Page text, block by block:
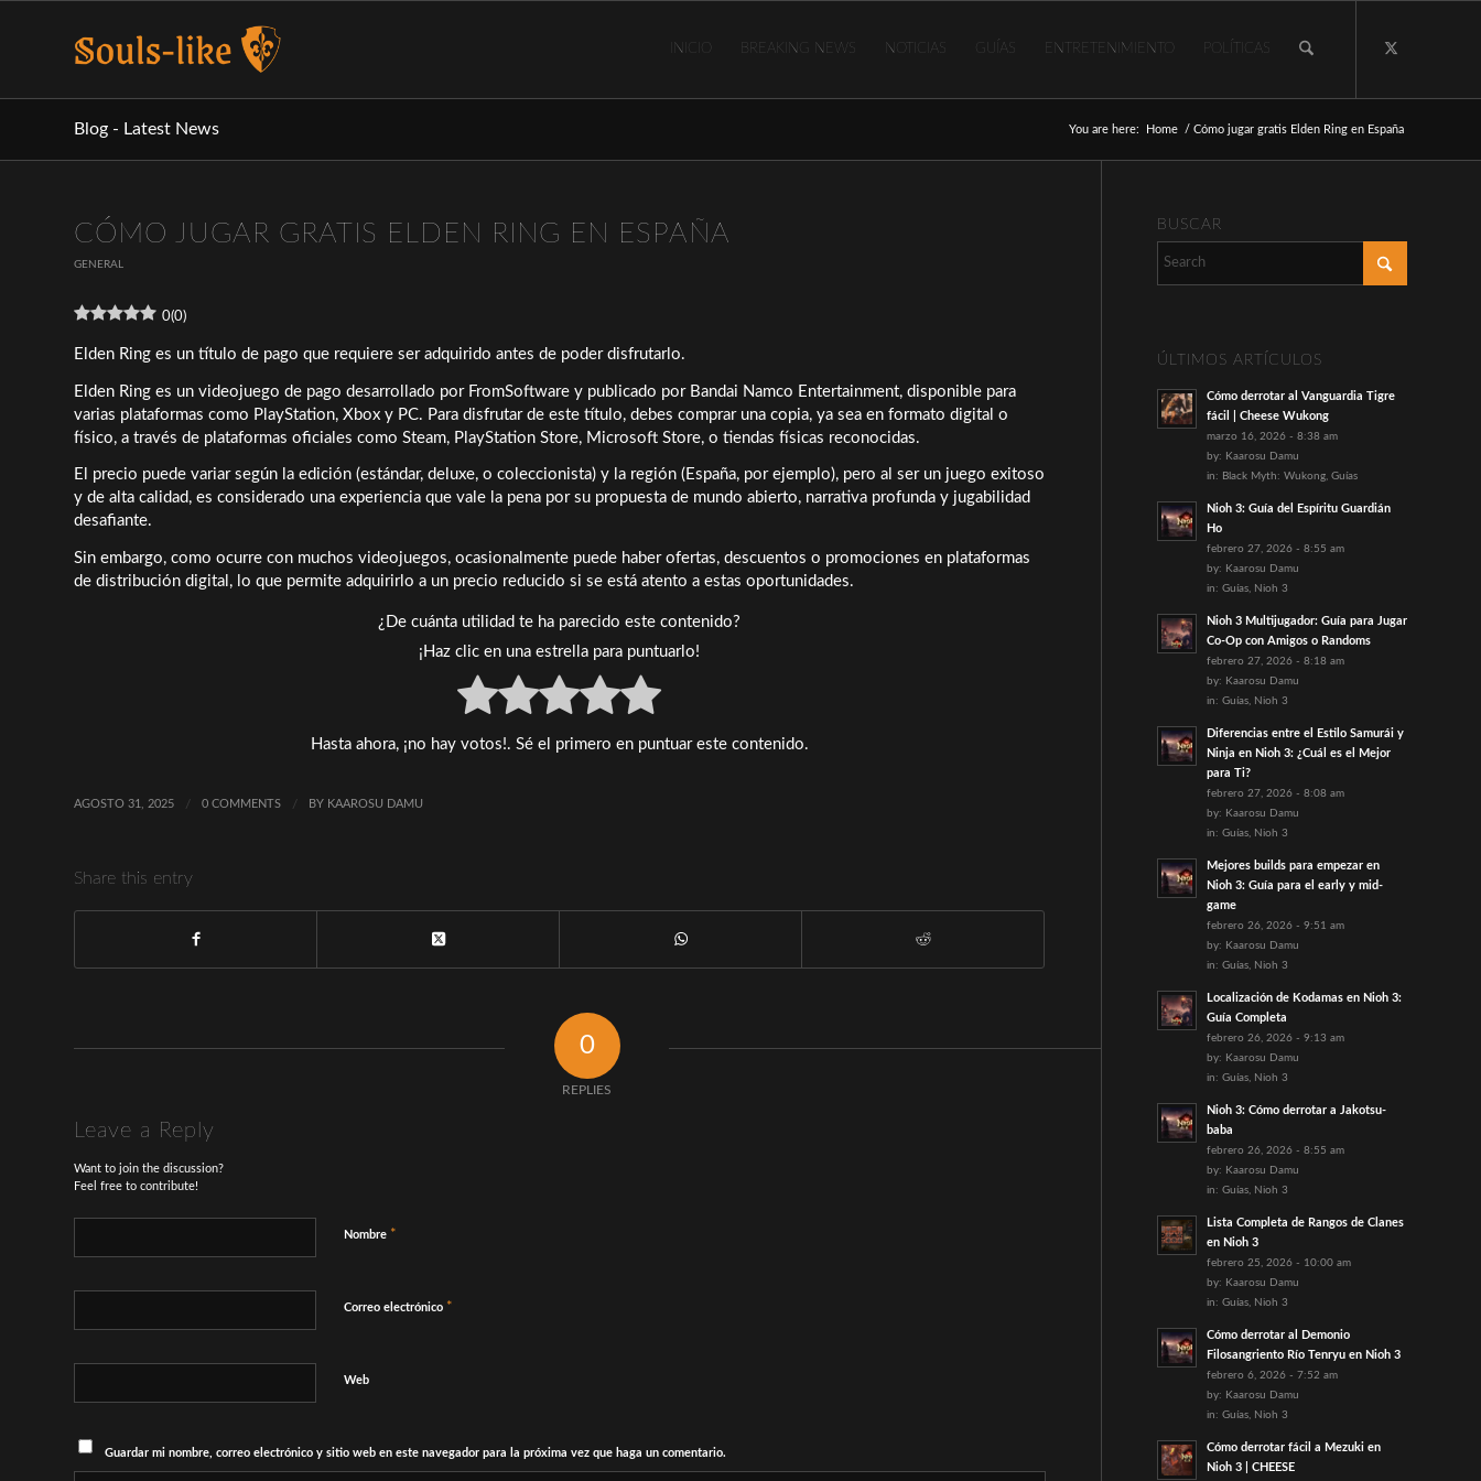
INICIO BREAKING NEWS NOTICIAS GUÍAS ENTRETENIMIENTO POLÍTICAS
Blog - Latest News You are here: Home / Cómo jugar gratis Elden Ring en España
CÓMO JUGAR GRATIS ELDEN RING EN ESPAÑA
GENERAL
0(0)
Elden Ring es un título de pago que requiere ser adquirido antes de poder disfrutarlo.
Elden Ring es un videojuego de pago desarrollado por FromSoftware y publicado por Bandai Namco Entertainment, disponible para
varias plataformas como PlayStation, Xbox y PC. Para disfrutar de este título, debes comprar una copia, ya sea en formato digital o
físico, a través de plataformas oficiales como Steam, PlayStation Store, Microsoft Store, o tiendas físicas reconocidas.
El precio puede variar según la edición (estándar, deluxe, o coleccionista) y la región (España, por ejemplo), pero al ser un juego exitoso
y de alta calidad, es considerado una experiencia que vale la pena por su propuesta de mundo abierto, narrativa profunda y jugabilidad
desafiante.
Sin embargo, como ocurre con muchos videojuegos, ocasionalmente puede haber ofertas, descuentos o promociones en plataformas
de distribución digital, lo que permite adquirirlo a un precio reducido si se está atento a estas oportunidades.
¿De cuánta utilidad te ha parecido este contenido?
¡Haz clic en una estrella para puntuarlo!
Hasta ahora, ¡no hay votos!. Sé el primero en puntuar este contenido.
AGOSTO 31, 2025 / 0 COMMENTS / BY KAAROSU DAMU
Share this entry
0
REPLIES
Leave a Reply
Want to join the discussion?
Feel free to contribute!
Nombre *
Correo electrónico *
Web
Guardar mi nombre, correo electrónico y sitio web en este navegador para la próxima vez que haga un comentario.
BUSCAR
ÚLTIMOS ARTÍCULOS
Cómo derrotar al Vanguardia Tigre
fácil | Cheese Wukong
marzo 16, 2026 - 8:38 am
by: Kaarosu Damu
in: Black Myth: Wukong, Guías
Nioh 3: Guía del Espíritu Guardián
Ho
febrero 27, 2026 - 8:55 am
by: Kaarosu Damu
in: Guías, Nioh 3
Nioh 3 Multijugador: Guía para Jugar
Co-Op con Amigos o Randoms
febrero 27, 2026 - 8:18 am
by: Kaarosu Damu
in: Guías, Nioh 3
Diferencias entre el Estilo Samurái y
Ninja en Nioh 3: ¿Cuál es el Mejor
para Ti?
febrero 27, 2026 - 8:08 am
by: Kaarosu Damu
in: Guías, Nioh 3
Mejores builds para empezar en
Nioh 3: Guía para el early y mid-
game
febrero 26, 2026 - 9:51 am
by: Kaarosu Damu
in: Guías, Nioh 3
Localización de Kodamas en Nioh 3:
Guía Completa
febrero 26, 2026 - 9:13 am
by: Kaarosu Damu
in: Guías, Nioh 3
Nioh 3: Cómo derrotar a Jakotsu-
baba
febrero 26, 2026 - 8:55 am
by: Kaarosu Damu
in: Guías, Nioh 3
Lista Completa de Rangos de Clanes
en Nioh 3
febrero 25, 2026 - 10:00 am
by: Kaarosu Damu
in: Guías, Nioh 3
Cómo derrotar al Demonio
Filosangriento Río Tenryu en Nioh 3
febrero 6, 2026 - 7:52 am
by: Kaarosu Damu
in: Guías, Nioh 3
Cómo derrotar fácil a Mezuki en
Nioh 3 | CHEESE